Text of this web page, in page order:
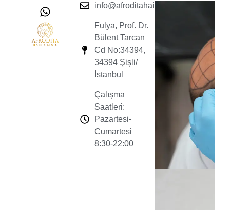
info@afroditahairclinic.com
Fulya, Prof. Dr.
Bülent Tarcan
Cd No:34394,
34394 Şişli/
İstanbul
Çalışma
Saatleri:
Pazartesi-
Cumartesi
8:30-22:00